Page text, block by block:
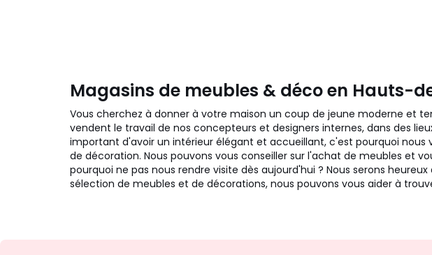
Magasins de meubles & déco en Hauts-
Vous cherchez à donner à votre maison un coup de jeune moderne et
vendent le travail de nos concepteurs et designers internes, dans des
important d'avoir un intérieur élégant et accueillant, c'est pourquoi nous
de décoration. Nous pouvons vous conseiller sur l'achat de meubles et
pourquoi ne pas nous rendre visite dès aujourd'hui ? Nous serons
sélection de meubles et de décorations, nous pouvons vous aider à